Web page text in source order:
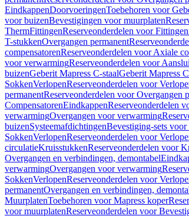
EindkappenDoorvoeringenToebehoren voor
voor buizenBevestigingen voor muurplaten
ThermFittingenReserveonderdelen voor Fittingen
T-stukkenOvergangen permanent
compensatorenReserveonderdelen voor Axiale
voor verwarmingReserveonderdelen voor
buizenGeberit Mapress C-staalGeberit Mapress
SokkenVerlopenReserveonderdelen voor
permanentReserveonderdelen voor Overgangen
CompensatorenEindkappenReserveonderdelen
verwarmingOvergangen voor verwarming
buizenSysteemafdichtingenBevestiging-sets
SokkenVerlopenReserveonderdelen voor
circulatieKruisstukkenReserveonderdelen voor
Overgangen en verbindingen, demontabel
verwarmingOvergangen voor verwarming
SokkenVerlopenReserveonderdelen voor
permanentOvergangen en verbindingen,
MuurplatenToebehoren voor Mapress koper
voor muurplatenReserveonderdelen voor